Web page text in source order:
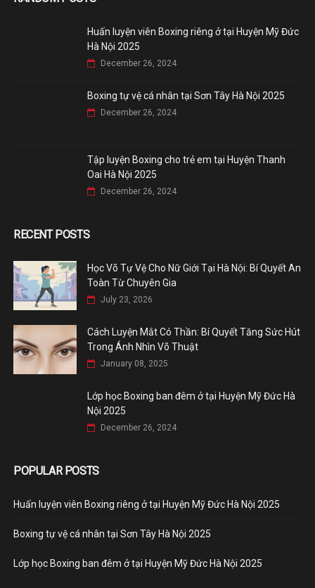
Huấn luyện viên Boxing riêng ở tại Huyện Mỹ Đức
Hà Nội 2025
December 26, 2024
Boxing tự vệ cá nhân tại Sơn Tây Hà Nội 2025
December 26, 2024
Tập luyện Boxing cho trẻ em tại Huyện Thanh
Oai Hà Nội 2025
December 26, 2024
RECENT POSTS
Học Võ Tự Vệ Cho Nữ Giới Tại Hà Nội: Bí Quyết An
Toàn Từ Chuyên Gia
July 23, 2026
Cách Luyện Mắt Có Thần: Bí Quyết Tăng Sức Hút
Trong Ánh Nhìn Võ Thuật
January 08, 2025
Lớp học Boxing ban đêm ở tại Huyện Mỹ Đức Hà
Nội 2025
December 26, 2024
POPULAR POSTS
Huấn luyện viên Boxing riêng ở tại Huyện Mỹ Đức Hà Nội 2025
Boxing tự vệ cá nhân tại Sơn Tây Hà Nội 2025
Lớp học Boxing ban đêm ở tại Huyện Mỹ Đức Hà Nội 2025